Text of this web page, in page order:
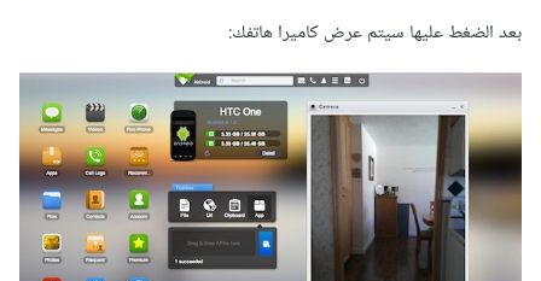
بعد الضغط عليها سيتم عرض كاميرا هاتفك: